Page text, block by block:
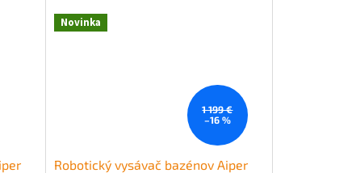
Novinka
1 199 €
–16 %
Robotický vysávač bazénov Aiper